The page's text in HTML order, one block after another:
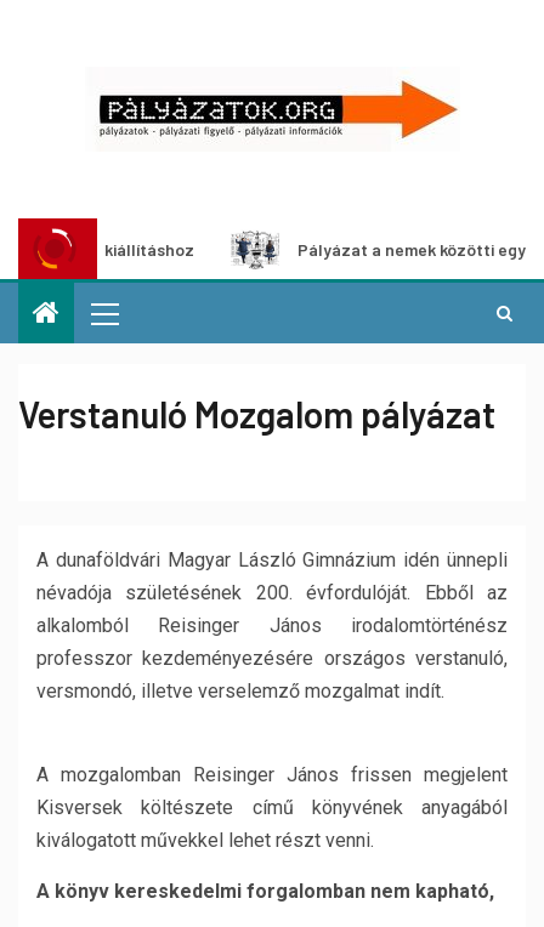
kiállításhoz Pályázat a nemek közötti egyenlőség
Verstanuló Mozgalom pályázat
A dunaföldvári Magyar László Gimnázium idén ünnepli
névadója születésének 200. évfordulóját. Ebből az
alkalomból Reisinger János irodalomtörténész
professzor kezdeményezésére országos verstanuló,
versmondó, illetve verselemző mozgalmat indít.
A mozgalomban Reisinger János frissen megjelent
Kisversek költészete című könyvének anyagából
kiválogatott művekkel lehet részt venni.
A könyv kereskedelmi forgalomban nem kapható,